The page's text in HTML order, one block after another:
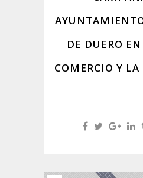
DE DUERO
COMERCIO Y